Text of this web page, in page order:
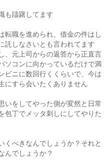
も躊躇してます
転職を進められ、借金の件はし
託しなさいとも言われてます
、元上司からの返答から正直言
ソコンに向かっているだけで満
ビニに数回行くくらいで、今は
にすら会いたくありません
いをしてやった側が変然と日常
包丁でメッタ刺しにしてやりた
くべきなんでしょうか？それと
んでしょうか？